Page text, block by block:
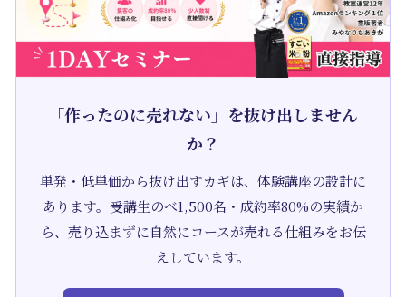
「作ったのに売れない」を抜け出しません
か？
単発・低単価から抜け出すカギは、体験講座の設計に
あります。受講生のべ1,500名・成約率80%の実績か
ら、売り込まずに自然にコースが売れる仕組みをお伝
えしています。